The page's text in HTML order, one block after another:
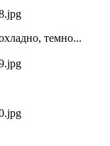
темно...